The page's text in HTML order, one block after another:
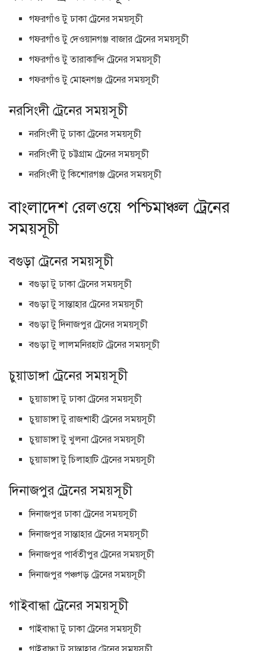
গফরগাঁও টু ঢাকা ট্রেনের সময়সূচী
গফরগাঁও টু দেওয়ানগঞ্জ বাজার ট্রেনের সময়সূচী
গফরগাঁও টু তারাকান্দি ট্রেনের সময়সূচী
গফরগাঁও টু মোহনগঞ্জ ট্রেনের সময়সূচী
নরসিংদী ট্রেনের সময়সূচী
নরসিংদী টু ঢাকা ট্রেনের সময়সূচী
নরসিংদী টু চট্টগ্রাম ট্রেনের সময়সূচী
নরসিংদী টু কিশোরগঞ্জ ট্রেনের সময়সূচী
বাংলাদেশ রেলওয়ে পশ্চিমাঞ্চল ট্রেনের
সময়সূচী
বগুড়া ট্রেনের সময়সূচী
বগুড়া টু ঢাকা ট্রেনের সময়সূচী
বগুড়া টু সান্তাহার ট্রেনের সময়সূচী
বগুড়া টু দিনাজপুর ট্রেনের সময়সূচী
বগুড়া টু লালমনিরহাট ট্রেনের সময়সূচী
চুয়াডাঙ্গা ট্রেনের সময়সূচী
চুয়াডাঙ্গা টু ঢাকা ট্রেনের সময়সূচী
চুয়াডাঙ্গা টু রাজশাহী ট্রেনের সময়সূচী
চুয়াডাঙ্গা টু খুলনা ট্রেনের সময়সূচী
চুয়াডাঙ্গা টু চিলাহাটি ট্রেনের সময়সূচী
দিনাজপুর ট্রেনের সময়সূচী
দিনাজপুর ঢাকা ট্রেনের সময়সূচী
দিনাজপুর সান্তাহার ট্রেনের সময়সূচী
দিনাজপুর পার্বতীপুর ট্রেনের সময়সূচী
দিনাজপুর পঞ্চগড় ট্রেনের সময়সূচী
গাইবান্ধা ট্রেনের সময়সূচী
গাইবান্ধা টু ঢাকা ট্রেনের সময়সূচী